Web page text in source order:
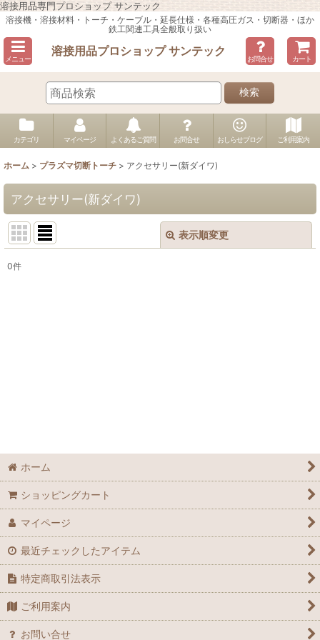
溶接用品専門プロショップ サンテック
溶接機・溶接材料・トーチ・ケーブル・延長仕様・各種高圧ガス・切断器・ほか
鉄工関連工具全般取り扱い
メニュー
溶接用品プロショップ サンテック
お問合せ カート
検索
カテゴリ マイページ よくあるご質問 お問合せ おしらせブログ ご利用案内
ホーム > プラズマ切断トーチ > アクセサリー(新ダイワ)
アクセサリー(新ダイワ)
表示順変更
0件
ホーム
ショッピングカート
マイページ
最近チェックしたアイテム
特定商取引法表示
ご利用案内
お問い合せ